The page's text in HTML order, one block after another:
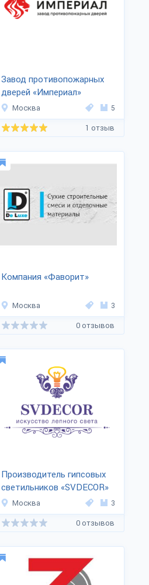
Завод противопожарных
дверей «Империал»
Москва 5
1 отзыв
Компания «Фаворит»
Москва 3
0 отзывов
Производитель гипсовых
светильников «SVDECOR»
Москва 3
0 отзывов